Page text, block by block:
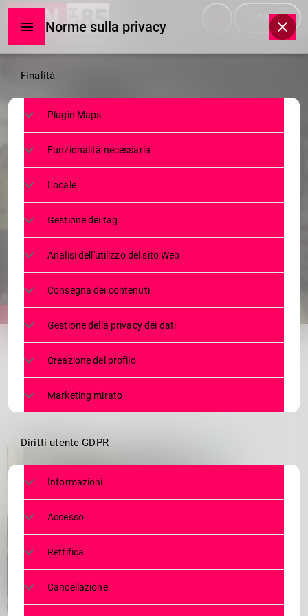
ASCOLTA
NEWS
GIORNATA NAZIONALE VITTIME
DELLA STRADA. POLIZIA
STRADALE INCONTRA DUE CLASSI
DELL’’ITIS “E. MATTEI” DI SONDRIO.
22 NOVEMBRE 2022
share
email
Norme sulla privacy
Norme
sulla
privacy
Finalità
Plugin Maps
Funzionalità necessaria
Locale
Gestione dei tag
Analisi dell'utilizzo del sito Web
Consegna dei contenuti
Gestione della privacy dei dati
Creazione del profilo
Marketing mirato
Diritti utente GDPR
Informazioni
Accesso
Rettifica
Cancellazione